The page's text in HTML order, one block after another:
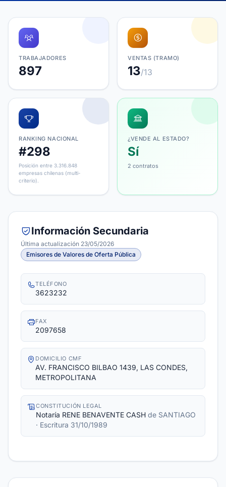
TRABAJADORES
897
VENTAS (TRAMO)
13/13
RANKING NACIONAL
#298
Posición entre 3.316.848
empresas chilenas (multi-
criterio).
¿VENDE AL ESTADO?
Sí
2 contratos
Información Secundaria
Última actualización 23/05/2026
Emisores de Valores de Oferta Pública
TELÉFONO
3623232
FAX
2097658
DOMICILIO CMF
AV. FRANCISCO BILBAO 1439, LAS CONDES,
METROPOLITANA
CONSTITUCIÓN LEGAL
Notaría RENE BENAVENTE CASH de SANTIAGO
· Escritura 31/10/1989